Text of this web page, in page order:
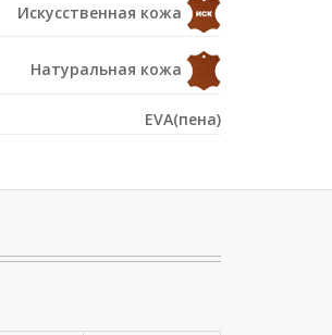
Искусственная кожа
Натуральная кожа
EVA(пена)